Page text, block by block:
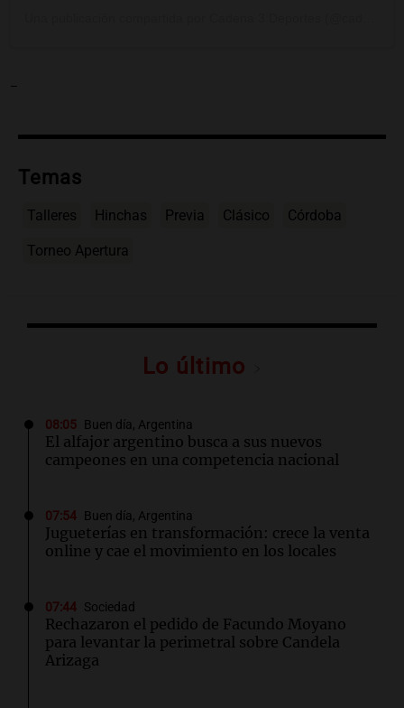
-
Temas
Talleres Hinchas Previa Clásico Córdoba
Torneo Apertura
Lo último
08:05 Buen día, Argentina
El alfajor argentino busca a sus nuevos
campeones en una competencia nacional
07:54 Buen día, Argentina
Jugueterías en transformación: crece la venta
online y cae el movimiento en los locales
07:44 Sociedad
Rechazaron el pedido de Facundo Moyano
para levantar la perimetral sobre Candela
Arizaga